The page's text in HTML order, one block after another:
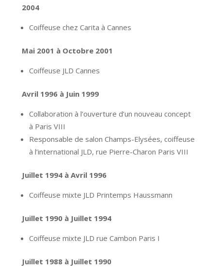
2004
Coiffeuse chez Carita à Cannes
Mai 2001 à Octobre 2001
Coiffeuse JLD Cannes
Avril 1996 à Juin 1999
Collaboration à l’ouverture d’un nouveau concept
à Paris VIII
Responsable de salon Champs-Elysées, coiffeuse
à l’international JLD, rue Pierre-Charon Paris VIII
Juillet 1994 à Avril 1996
Coiffeuse mixte JLD Printemps Haussmann
Juillet 1990 à Juillet 1994
Coiffeuse mixte JLD rue Cambon Paris I
Juillet 1988 à Juillet 1990